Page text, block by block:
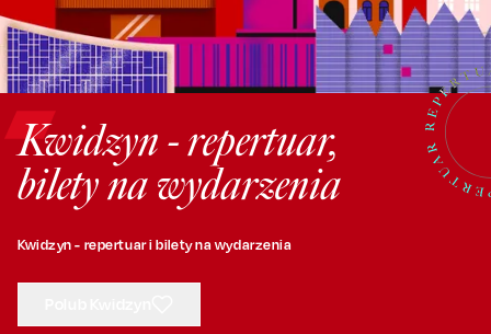
Szukaj
Kwidzyn - repertuar,
bilety na wydarzenia
Kwidzyn - repertuar i bilety na wydarzenia